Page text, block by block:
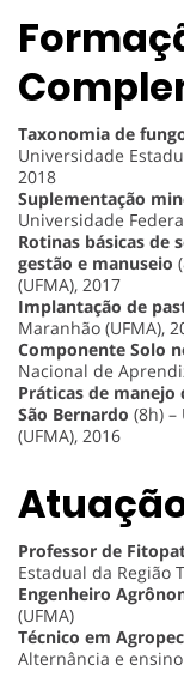
Taxonomia de
Universidade
2018
Suplementação
Universidade
Rotinas básicas de
gestão e manuseio
(UFMA), 2017
Implantação de
Maranhão (UFMA),
Componente Solo
Nacional de
Práticas de
São Bernardo (8h)
(UFMA), 2016
Professor de
Estadual da Região
Engenheiro
(UFMA)
Técnico em
Alternância e